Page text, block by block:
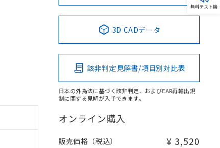
3D CADデータ
該非判定見解書/項目別対比表
日本の外為法に基づく該非判定、およびEAR再輸出規
制に関する見解が入手できます。
オンライン購入
販売価格（税込） ¥ 3,520
無料テスト機